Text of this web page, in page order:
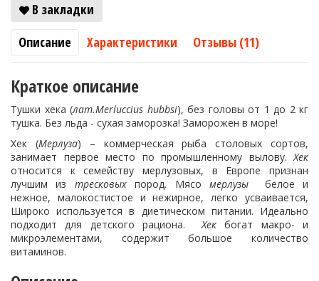
В закладки
Описание
Характеристики Отзывы (11)
Краткое описание
Тушки хека (лат.Merluccius hubbsi), без головы от 1 до 2 кг
тушка. Без льда - сухая заморозка! Заморожен в море!
Хек (Мерлуза) – коммерческая рыба столовых сортов,
занимает первое место по промышленному вылову.Хек
относится к семейству мерлузовых, в Европе признан
лучшим из тресковыхпород. Мясо мерлузыбелое и
нежное, малокостистое и нежирное, легко усваивается,
Широко используется в диетическом питании. Идеально
подходит для детского рациона.Хекбогат макро- и
микроэлементами, содержит большое количество
витаминов.